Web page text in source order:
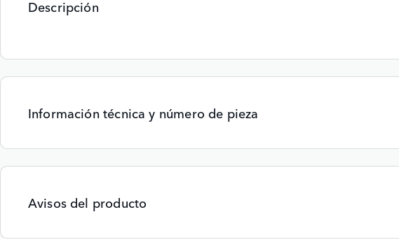
Descripción
Información técnica y número de pieza
Avisos del producto